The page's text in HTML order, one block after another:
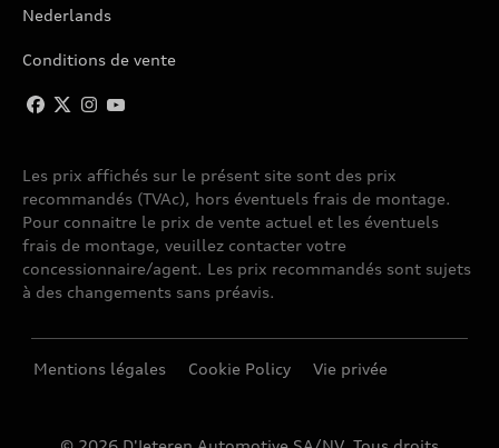
A6 AVANT
A6 SPORTBACK E-TRON
A7 SPORTBACK
Nederlands
Conditions de vente
Les prix affichés sur le présent site sont des prix
recommandés (TVAc), hors éventuels frais de montage.
Pour connaitre le prix de vente actuel et les éventuels
frais de montage, veuillez contacter votre
concessionnaire/agent. Les prix recommandés sont sujets
à des changements sans préavis.
Mentions légales Cookie Policy Vie privée